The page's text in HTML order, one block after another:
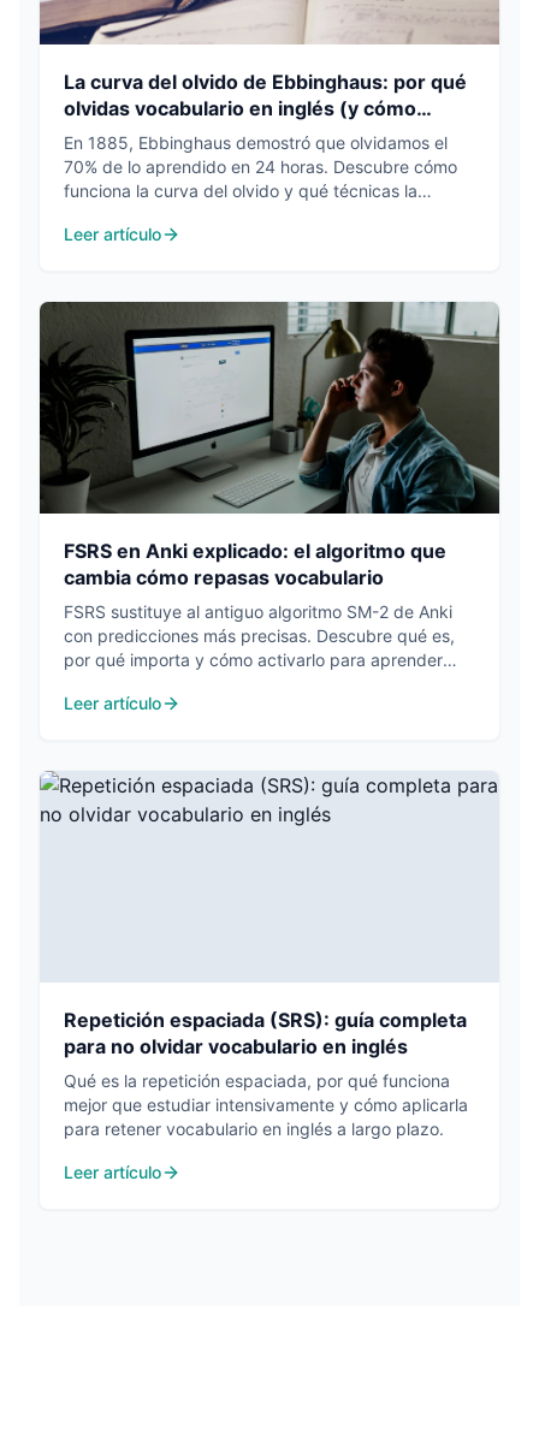
La curva del olvido de Ebbinghaus: por qué
olvidas vocabulario en inglés (y cómo
evitarlo)
En 1885, Ebbinghaus demostró que olvidamos el
70% de lo aprendido en 24 horas. Descubre cómo
funciona la curva del olvido y qué técnicas la
Leer artículo
FSRS en Anki explicado: el algoritmo que
cambia cómo repasas vocabulario
FSRS sustituye al antiguo algoritmo SM-2 de Anki
con predicciones más precisas. Descubre qué es,
por qué importa y cómo activarlo para aprender
Leer artículo
Repetición espaciada (SRS): guía completa
para no olvidar vocabulario en inglés
Qué es la repetición espaciada, por qué funciona
mejor que estudiar intensivamente y cómo aplicarla
para retener vocabulario en inglés a largo plazo.
Leer artículo